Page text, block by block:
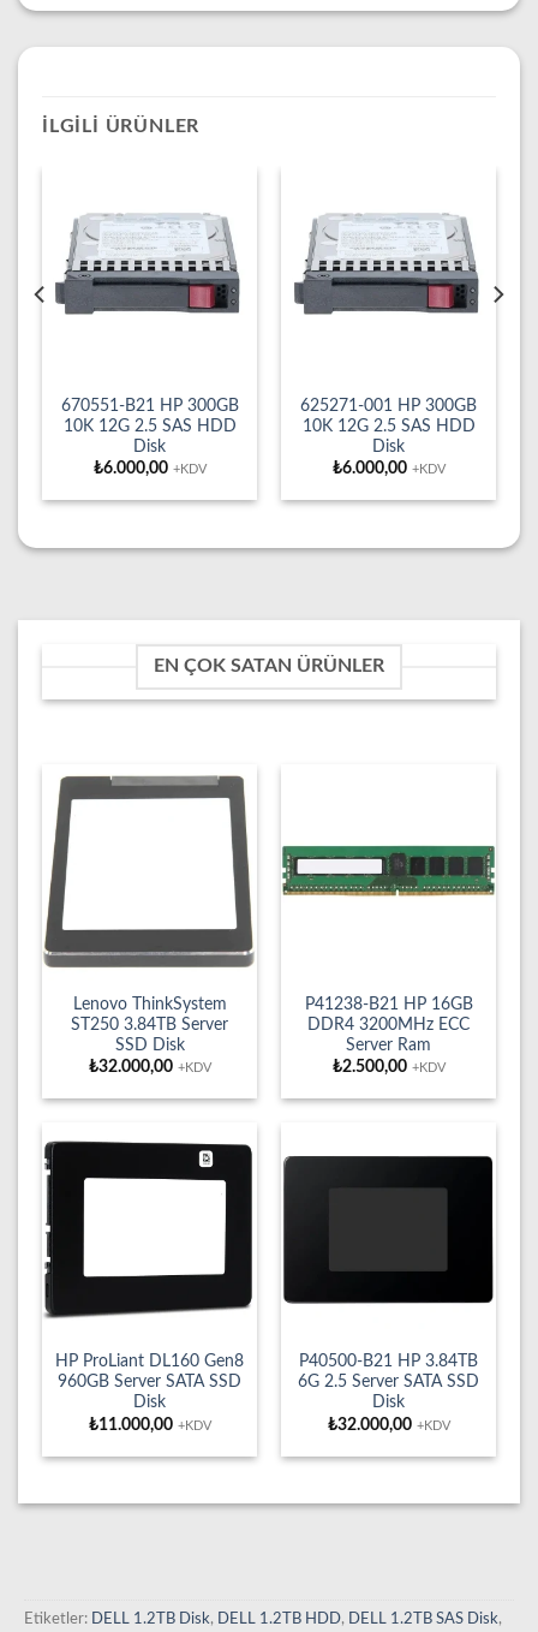
İLGILI ÜRÜNLER
670551-B21 HP 300GB
10K 12G 2.5 SAS HDD
Disk
₺6.000,00 +KDV
625271-001 HP 300GB
10K 12G 2.5 SAS HDD
Disk
₺6.000,00 +KDV
EN ÇOK SATAN ÜRÜNLER
Lenovo ThinkSystem
ST250 3.84TB Server
SSD Disk
₺32.000,00 +KDV
P41238-B21 HP 16GB
DDR4 3200MHz ECC
Server Ram
₺2.500,00 +KDV
HP ProLiant DL160 Gen8
960GB Server SATA SSD
Disk
₺11.000,00 +KDV
P40500-B21 HP 3.84TB
6G 2.5 Server SATA SSD
Disk
₺32.000,00 +KDV
Etiketler: DELL 1.2TB Disk, DELL 1.2TB HDD, DELL 1.2TB SAS Disk,